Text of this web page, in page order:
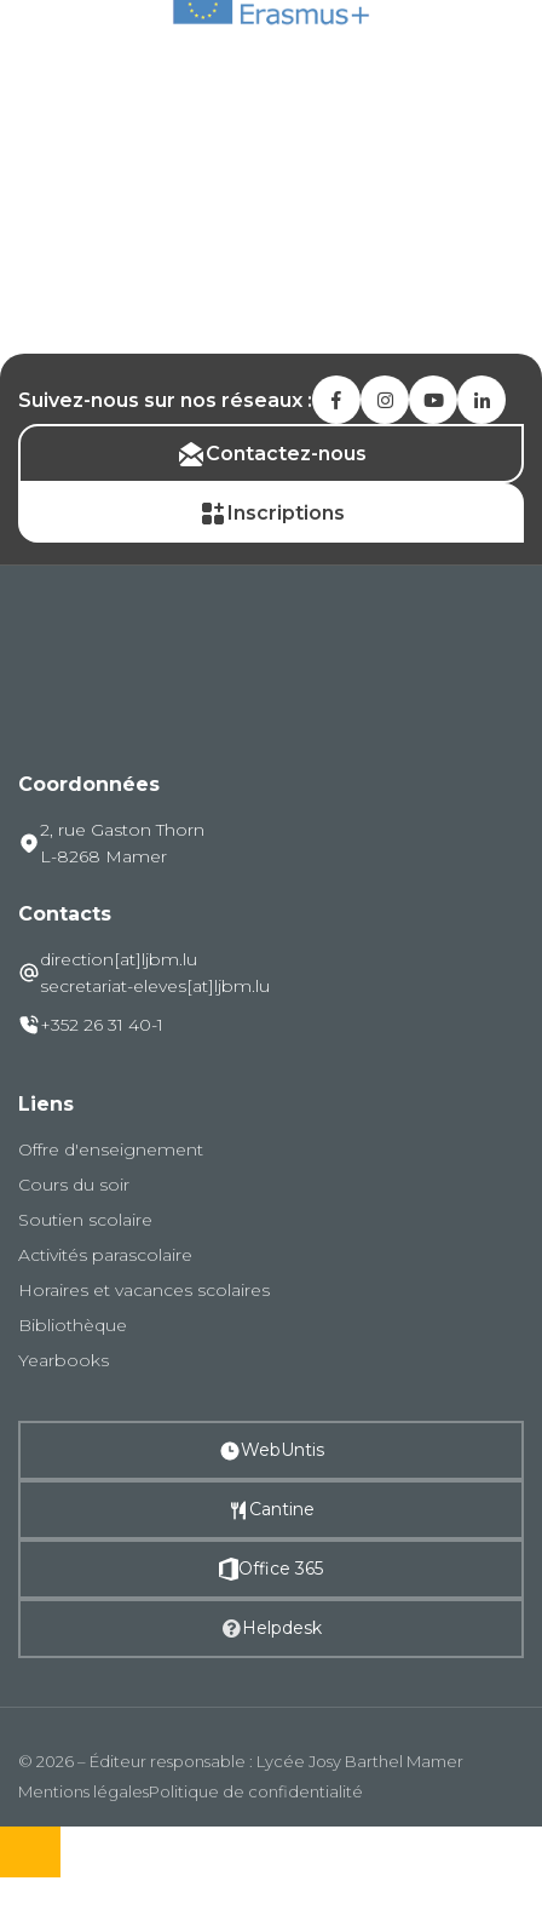
Suivez-nous sur nos réseaux :
Contactez-nous
Inscriptions
Coordonnées
2, rue Gaston Thorn
L-8268 Mamer
Contacts
direction[at]ljbm.lu
secretariat-eleves[at]ljbm.lu
+352 26 31 40-1
Liens
Offre d'enseignement
Cours du soir
Soutien scolaire
Activités parascolaire
Horaires et vacances scolaires
Bibliothèque
Yearbooks
WebUntis
Cantine
Office 365
Helpdesk
© 2026 – Éditeur responsable : Lycée Josy Barthel Mamer
Mentions légalesPolitique de confidentialité